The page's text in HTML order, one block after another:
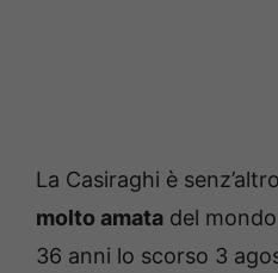
La Casiraghi è senz’altro
molto amata del
36 anni lo scorso 3